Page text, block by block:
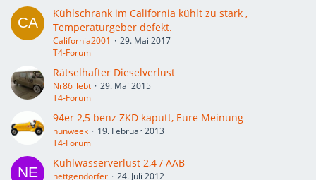
Kühlschrank im California kühlt zu stark ,
Temperaturgeber defekt.
California2001
29. Mai 2017
T4-Forum
Rätselhafter Dieselverlust
Nr86_lebt
29. Mai 2015
T4-Forum
94er 2,5 benz ZKD kaputt, Eure Meinung
nunweek
19. Februar 2013
T4-Forum
Kühlwasserverlust 2,4 / AAB
nettgendorfer 24. Juli 2012